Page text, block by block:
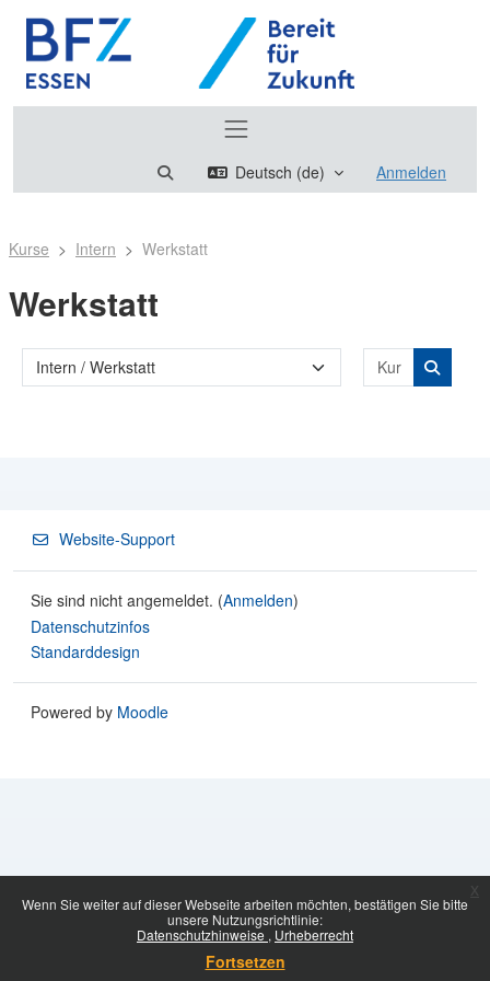
Wenn Sie weiter auf dieser Webseite arbeiten möchten, bestätigen Sie bitte
unsere Nutzungsrichtlinie:
Datenschutzhinweise
Urheberrecht
Fortsetzen
Sucheingabe umschalten
Deutsch ‎(de)‎ Anmelden
Kurse Intern Werkstatt
Werkstatt
Kursbereiche
Kurse
Kurse
Website-Support
Sie sind nicht angemeldet. (Anmelden)
Datenschutzinfos
Standarddesign
Powered by Moodle